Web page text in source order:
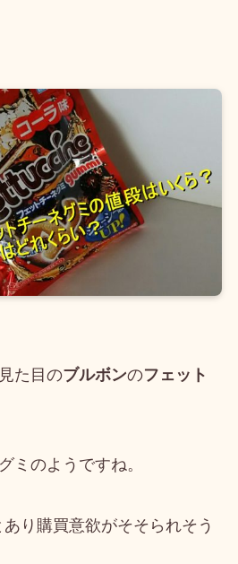
た目のブルボンのフェット
ミのようですね。
り購買意欲がそそられそう